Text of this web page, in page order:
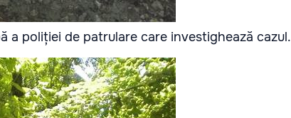
a poliției de patrulare care investighează cazul.